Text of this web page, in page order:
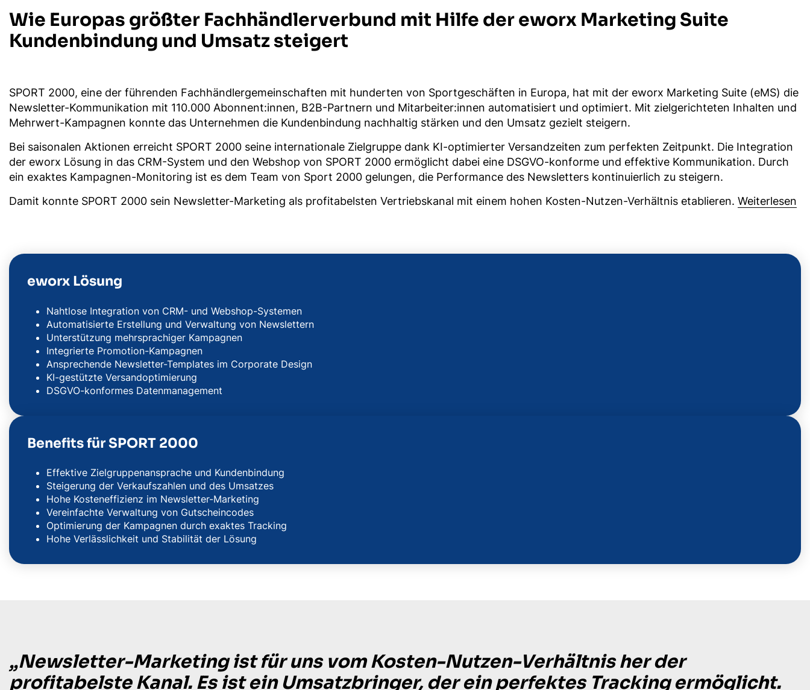
Wie Europas größter Fachhändlerverbund mit Hilfe der eworx Marketing Suite
Kundenbindung und Umsatz steigert
SPORT 2000, eine der führenden Fachhändlergemeinschaften mit hunderten von Sportgeschäften in Europa, hat mit der eworx Marketing Suite (eMS) die
Newsletter-Kommunikation mit 110.000 Abonnent:innen, B2B-Partnern und Mitarbeiter:innen automatisiert und optimiert. Mit zielgerichteten Inhalten und
Mehrwert-Kampagnen konnte das Unternehmen die Kundenbindung nachhaltig stärken und den Umsatz gezielt steigern.
Bei saisonalen Aktionen erreicht SPORT 2000 seine internationale Zielgruppe dank KI-optimierter Versandzeiten zum perfekten Zeitpunkt. Die Integration
der eworx Lösung in das CRM-System und den Webshop von SPORT 2000 ermöglicht dabei eine DSGVO-konforme und effektive Kommunikation. Durch
ein exaktes Kampagnen-Monitoring ist es dem Team von Sport 2000 gelungen, die Performance des Newsletters kontinuierlich zu steigern.
Damit konnte SPORT 2000 sein Newsletter-Marketing als profitabelsten Vertriebskanal mit einem hohen Kosten-Nutzen-Verhältnis etablieren. Weiterlesen
eworx Lösung
Nahtlose Integration von CRM- und Webshop-Systemen
Automatisierte Erstellung und Verwaltung von Newslettern
Unterstützung mehrsprachiger Kampagnen
Integrierte Promotion-Kampagnen
Ansprechende Newsletter-Templates im Corporate Design
KI-gestützte Versandoptimierung
DSGVO-konformes Datenmanagement
Benefits für SPORT 2000
Effektive Zielgruppenansprache und Kundenbindung
Steigerung der Verkaufszahlen und des Umsatzes
Hohe Kosteneffizienz im Newsletter-Marketing
Vereinfachte Verwaltung von Gutscheincodes
Optimierung der Kampagnen durch exaktes Tracking
Hohe Verlässlichkeit und Stabilität der Lösung
„Newsletter-Marketing ist für uns vom Kosten-Nutzen-Verhältnis her der
profitabelste Kanal. Es ist ein Umsatzbringer, der ein perfektes Tracking ermöglicht.